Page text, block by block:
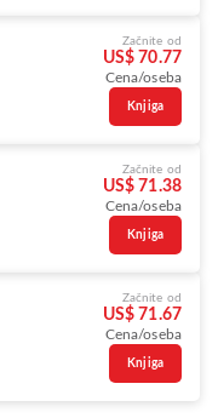
Začnite od
US$ 70.77
Cena/oseba
Knjiga
Začnite od
US$ 71.38
Cena/oseba
Knjiga
Začnite od
US$ 71.67
Cena/oseba
Knjiga